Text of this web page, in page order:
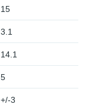
15
3.1
14.1
5
+/-3